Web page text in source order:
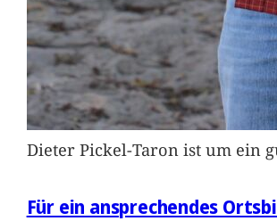
Dieter Pickel-Taron ist um ein
Für ein ansprechendes